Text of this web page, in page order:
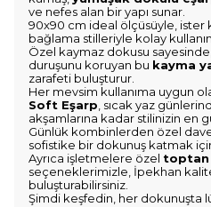
ve nefes alan bir yapı sunar.
90x90 cm ideal ölçüsüyle, ister
bağlama stilleriyle kolay
Özel kaymaz dokusu
duruşunu koruyan bu kayma
zarafeti buluşturur.
Her mevsim kullanıma uygun
Soft Eşarp , sıcak yaz
akşamlarına kadar stilinizin en
Günlük kombinlerden özel
sofistike bir dokunuş katmak
Ayrıca işletmelere özel toptan
seçeneklerimizle, İpekhan
buluşturabilirsiniz.
Şimdi keşfedin, her dokunuşta